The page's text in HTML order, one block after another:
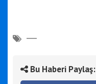
Bu Haberi Paylaş: